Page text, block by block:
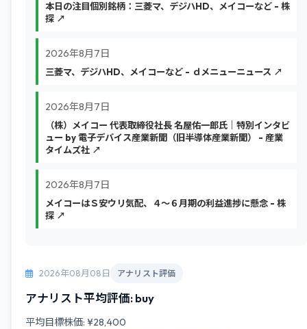
本日の注目個別銘柄：三菱マ、デジハHD、メイコーなど - 株
探 ↗
2026年8月7日
三菱マ、デジハHD、メイコーなど - ｄメニューニュース ↗
2026年8月7日
（株）メイコー 代表取締役社長 名屋佑一郎氏｜特別インタビ
ュー by 電子デバイス産業新聞（旧半導体産業新聞） - 産業
タイムズ社 ↗
2026年8月7日
メイコーはＳ安ウリ気配、４～６月期の利益進捗に懸念 - 株
探 ↗
2026年08月08日 アナリスト評価
アナリスト平均評価: buy
平均目標株価: ¥28,400